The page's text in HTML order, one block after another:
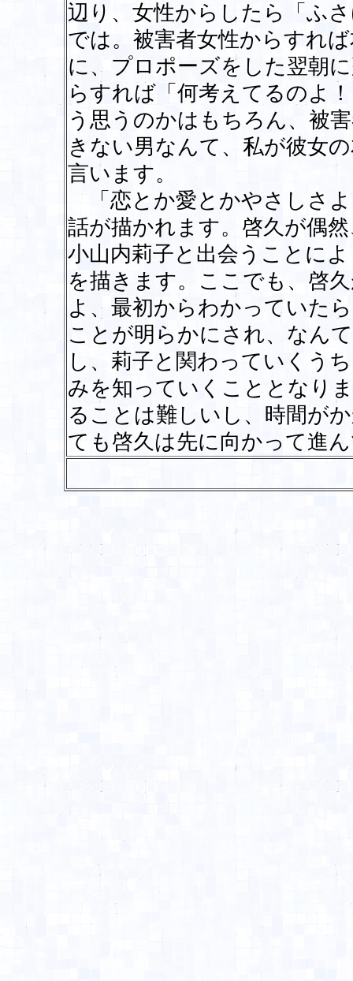
辺り、女性からしたら「ふ
では。被害者女性からすれ
に、プロポーズをした翌朝
らすれば「何考えてるのよ
う思うのかはもちろん、被
きない男なんて、私が彼女
言います。
「恋とか愛とかやさしさ
話が描かれます。啓久が偶
小山内莉子と出会うことに
を描きます。ここでも、啓
よ、最初からわかっていた
ことが明らかにされ、なん
し、莉子と関わっていくう
みを知っていくこととなり
ることは難しいし、時間が
ても啓久は先に向かって進